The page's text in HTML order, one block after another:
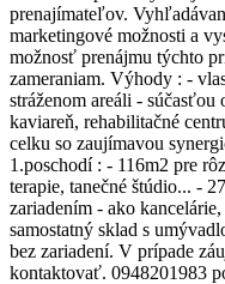
prenajímateľov.
marketingové možnosti a
možnosť prenájmu týchto
zameraniam. Výhody : -
stráženom areáli -
kaviareň, rehabilitačné
celku so zaujímavou
1.poschodí : - 116m2 pre
terapie, tanečné štúdio... -
zariadením - ako
samostatný sklad s
bez zariadení. V prípade
kontaktovať. 0948201983